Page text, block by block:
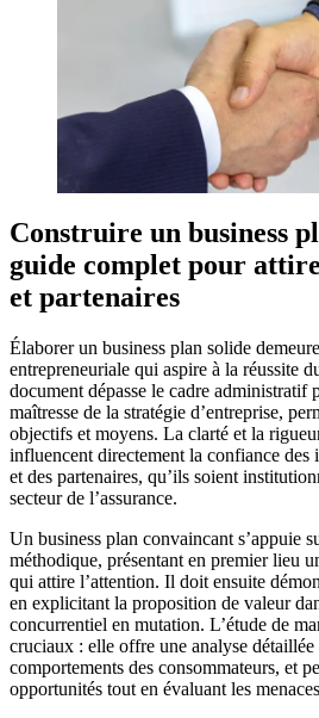
Construire un business
guide complet pour
et partenaires
Élaborer un business plan solide
entrepreneuriale qui aspire à la réussite
document dépasse le cadre administratif
maîtresse de la stratégie d’entreprise,
objectifs et moyens. La clarté et la
influencent directement la confiance des
et des partenaires, qu’ils soient
secteur de l’assurance.
Un business plan convaincant s’appuie
méthodique, présentant en premier lieu
qui attire l’attention. Il doit ensuite
en explicitant la proposition de valeur
concurrentiel en mutation. L’étude de
cruciaux : elle offre une analyse détaillée
comportements des consommateurs, et
opportunités tout en évaluant les